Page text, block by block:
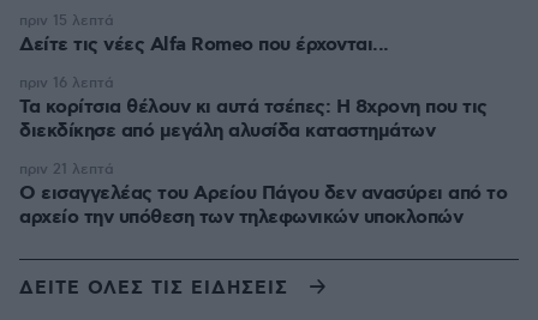
Δείτε τις νέες Alfa Romeo που έρχονται...
πριν 15 λεπτά
Τα κορίτσια θέλουν κι αυτά τσέπες: Η 8χρονη που τις
διεκδίκησε από μεγάλη αλυσίδα καταστημάτων
πριν 16 λεπτά
Ο εισαγγελέας του Αρείου Πάγου δεν ανασύρει από το
αρχείο την υπόθεση των τηλεφωνικών υποκλοπών
πριν 21 λεπτά
ΔΕΙΤΕ ΟΛΕΣ ΤΙΣ ΕΙΔΗΣΕΙΣ